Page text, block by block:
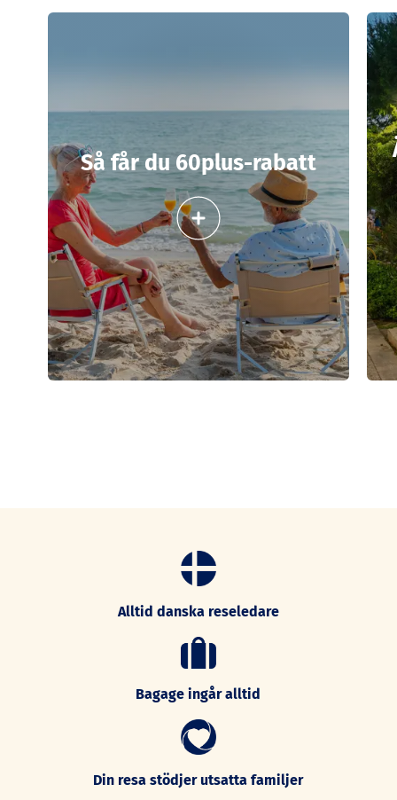
Så får du 60plus-rabatt
Alltid danska reseledare
Bagage ingår alltid
Din resa stödjer utsatta familjer